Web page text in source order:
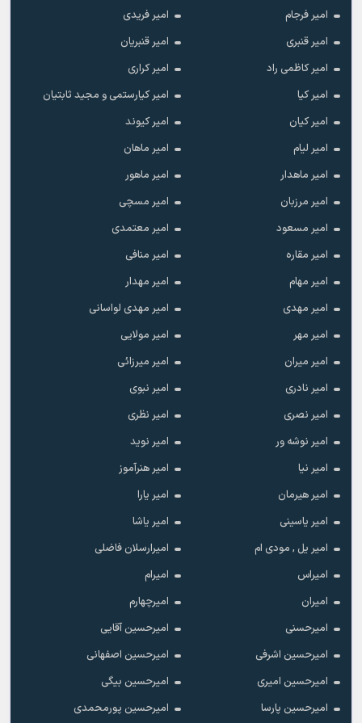
امیر فرجام
امیر فریدی
امیر قنبری
امیر قنبریان
امیر کاظمی راد
امیر کراری
امیر کیا
امیر کیارستمی و مجید ثابتیان
امیر کیان
امیر کیوند
امیر لیام
امیر ماهان
امیر ماهدار
امیر ماهور
امیر مرزبان
امیر مسچی
امیر مسعود
امیر معتمدی
امیر مقاره
امیر منافی
امیر مهام
امیر مهدار
امیر مهدی
امیر مهدی لواسانی
امیر مهر
امیر مولایی
امیر میران
امیر میرزائی
امیر نادری
امیر نبوی
امیر نصری
امیر نظری
امیر نوشه ور
امیر نوید
امیر نیا
امیر هنرآموز
امیر هیرمان
امیر یارا
امیر یاسینی
امیر یاشا
امیر یل , مودی ام
امیرارسلان فاضلی
امیراس
امیرام
امیران
امیرچهارم
امیرحسنی
امیرحسین آقایی
امیرحسین اشرفی
امیرحسین اصفهانی
امیرحسین امیری
امیرحسین بیگی
امیرحسین پارسا
امیرحسین پورمحمدی